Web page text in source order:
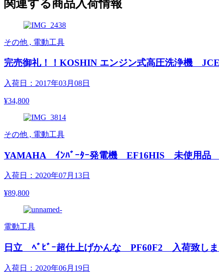
関連する商品入荷情報
その他 , 電動工具
完売御礼！！KOSHIN エンジン式高圧洗浄機
入荷日：2017年03月08日
¥34,800
その他 , 電動工具
YAMAHA ｲﾝﾊﾞｰﾀｰ発電機 EF16HIS 未使用品
入荷日：2020年07月13日
¥89,800
電動工具
日立 ﾍﾞﾋﾞｰ超仕上げかんな PF60F2 入荷致しま
入荷日：2020年06月19日